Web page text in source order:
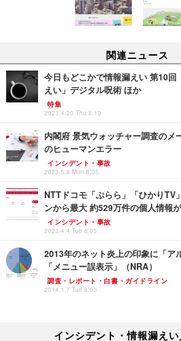
関連ニュース
今日もどこかで情報漏えい 第10回
えい」デジタル呪術 ほか
特集
2023.4.20 Thu 8:10
内閣府 景気ウォッチャー調査のメ
のヒューマンエラー
インシデント・事故
2023.5.8 Mon 8:05
NTTドコモ「ぷらら」「ひかりTV
ンから最大 約529万件の個人情報
インシデント・事故
2023.4.4 Tue 8:05
2013年のネット炎上の印象に「ア
「メニュー誤表示」（NRA）
調査・レポート・白書・ガイドライン
2014.1.7 Tue 8:00
インシデント・情報漏え